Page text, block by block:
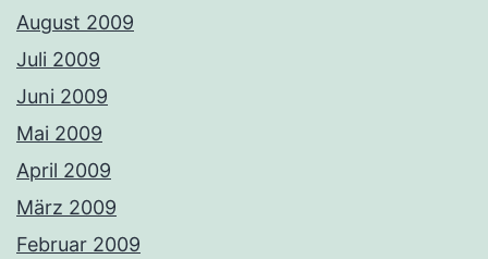
August 2009
Juli 2009
Juni 2009
Mai 2009
April 2009
März 2009
Februar 2009